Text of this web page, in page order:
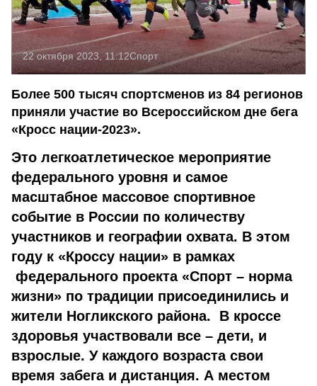
22 октября 2023, 11:12Спорт
Более 500 тысяч спортсменов из 84 регионов
приняли участие во Всероссийском дне бега
«Кросс нации-2023».
Это легкоатлетическое мероприятие
федерального уровня и самое
масштабное массовое спортивное
событие в России по количеству
участников и географии охвата. В этом
году к «Кроссу нации» в рамках
федерального проекта «Спорт – норма
жизни» по традиции присоединились и
жители Ногликского района. В кроссе
здоровья участвовали все – дети, и
взрослые. У каждого возраста свои
время забега и дистанция. А местом